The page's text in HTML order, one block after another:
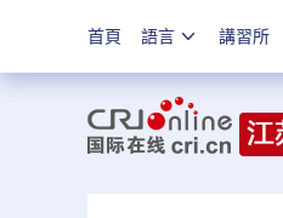
首頁 語言 講習所